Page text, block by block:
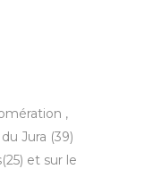
,
Jura (39)
et sur le